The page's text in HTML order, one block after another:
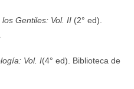
Gentiles: Vol. II(2° ed).
Vol. I(4° ed). Biblioteca de